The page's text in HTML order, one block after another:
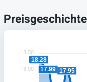
Preisgeschichte
18.50
18.00
18.28
17.99 17.95